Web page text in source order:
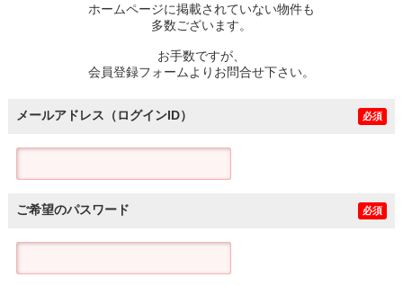
ホームページに掲載されていない物件も
多数ございます。
お手数ですが、
会員登録フォームよりお問合せ下さい。
メールアドレス（ログインID） 必須
ご希望のパスワード 必須